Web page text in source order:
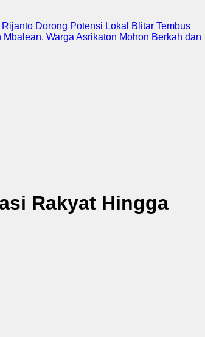
Dorong Potensi Lokal Blitar Tembus
Warga Asrikaton Mohon Berkah dan
Rakyat Hingga